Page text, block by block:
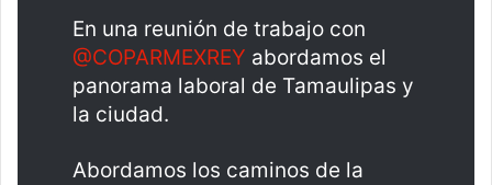
En una reunión de trabajo con
@COPARMEXREY abordamos el
panorama laboral de Tamaulipas y
la ciudad.
Abordamos los caminos de la